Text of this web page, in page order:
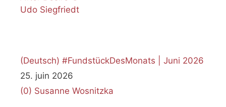
(Deutsch) #FundstückDesMonats | Juni 2026
25. juin 2026
(0) Susanne Wosnitzka